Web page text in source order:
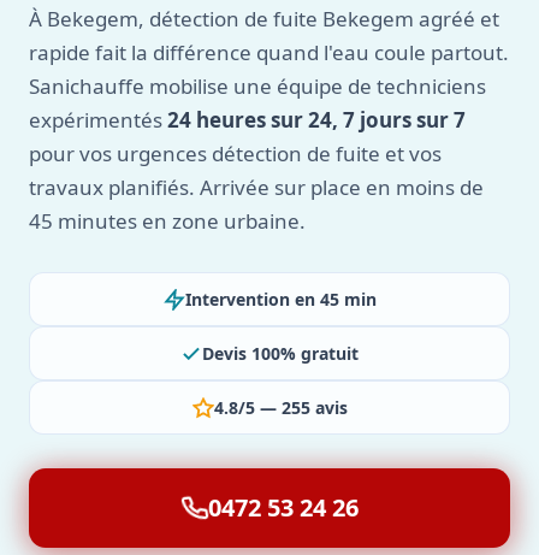
À Bekegem, détection de fuite Bekegem agréé et
rapide fait la différence quand l'eau coule partout.
Sanichauffe mobilise une équipe de techniciens
expérimentés24 heures sur 24, 7 jours sur 7
pour vos urgences détection de fuite et vos
travaux planifiés. Arrivée sur place en moins de
45 minutes en zone urbaine.
Intervention en 45 min
Devis 100% gratuit
4.8/5 — 255 avis
0472 53 24 26